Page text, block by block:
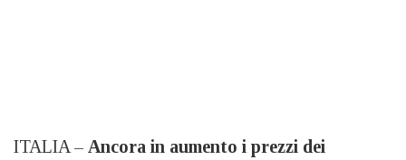
ITALIA – Ancora in aumento i prezzi dei